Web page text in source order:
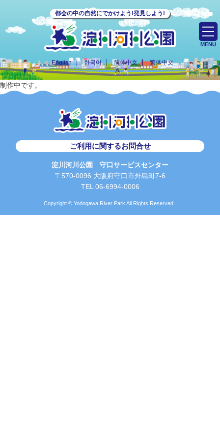
都会の中の自然にでかけよう!発見しよう!
English 한국어 简体中文 繁体中文
MENU
制作中です。
ご利用に関するお問合せ
淀川河川公園 守口サービスセンター
〒570-0096 大阪府守口市外島町7-6
TEL 06-6994-0006
Copyright © Yodogawa River Park All Rights Reserved..